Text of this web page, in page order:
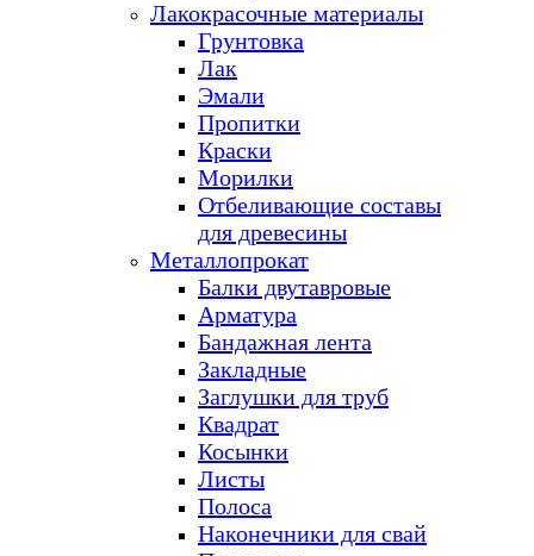
Лакокрасочные материалы
Грунтовка
Лак
Эмали
Пропитки
Краски
Морилки
Отбеливающие составы
для древесины
Металлопрокат
Балки двутавровые
Арматура
Бандажная лента
Закладные
Заглушки для труб
Квадрат
Косынки
Листы
Полоса
Наконечники для свай